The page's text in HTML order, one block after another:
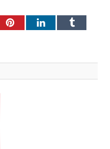
PinterestLinkedInTumblr